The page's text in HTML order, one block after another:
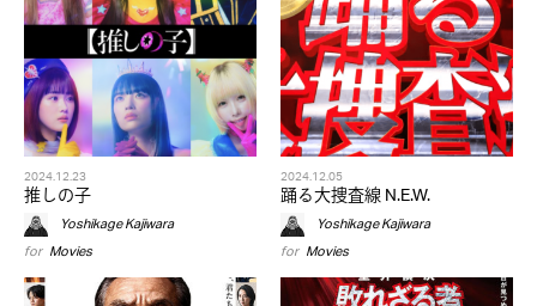
2024.12.23
推しの子
Yoshikage Kajiwara
for Movies
2024.12.05
踊る大捜査線 N.E.W.
Yoshikage Kajiwara
for Movies